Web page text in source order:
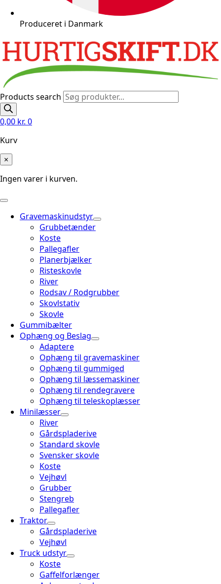
Produceret i Danmark
Products search
0,00 kr. 0
Kurv
×
Ingen varer i kurven.
Gravemaskinudstyr
Grubbetænder
Koste
Pallegafler
Planerbjælker
Risteskovle
River
Rodsav / Rodgrubber
Skovlstativ
Skovle
Gummibælter
Ophæng og Beslag
Adaptere
Ophæng til gravemaskiner
Ophæng til gummiged
Ophæng til læssemaskiner
Ophæng til rendegravere
Ophæng til teleskoplæsser
Minilæsser
River
Gårdspladerive
Standard skovle
Svensker skovle
Koste
Vejhøvl
Grubber
Stengreb
Pallegafler
Traktor
Gårdspladerive
Vejhøvl
Truck udstyr
Koste
Gaffelforlænger